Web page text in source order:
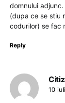
domnului
(dupa ce se stiu
codurilor) se fac
Reply
10